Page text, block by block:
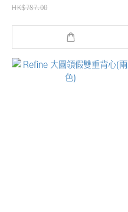
HK$787.00